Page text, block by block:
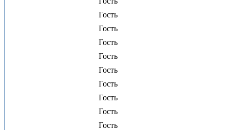
Гость
Гость
Гость
Гость
Гость
Гость
Гость
Гость
Гость